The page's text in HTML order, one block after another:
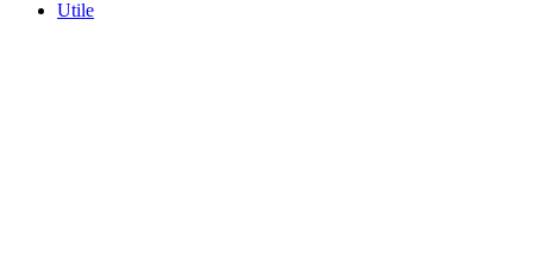
Utile